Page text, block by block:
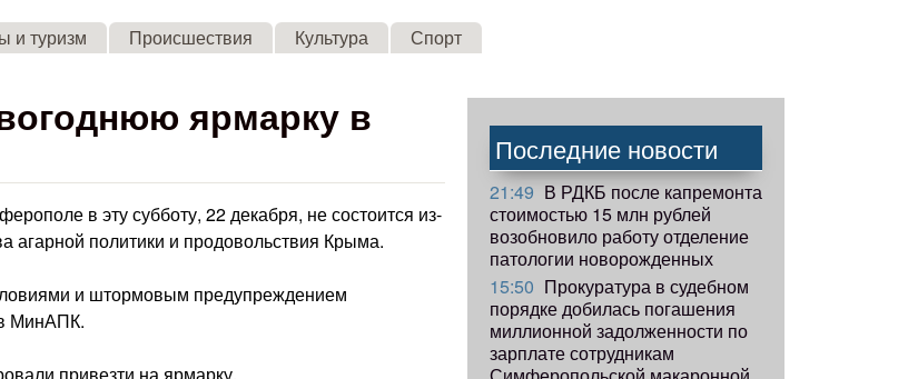
Skip to main content
и туризм Происшествия Культура Спорт
ярмарку в
в эту субботу, 22 декабря, не состоится из-
агарной политики и продовольствия Крыма.
и штормовым предупреждением
МинАПК.
Последние новости
21:49 В РДКБ после капремонта
стоимостью 15 млн рублей
возобновило работу отделение
патологии новорожденных
15:50 Прокуратура в судебном
порядке добилась погашения
миллионной задолженности по
зарплате сотрудникам